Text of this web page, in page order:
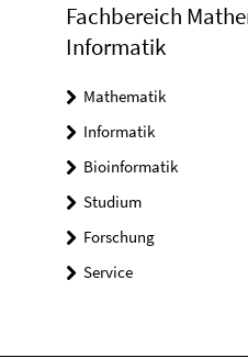
Fachbereich
Informatik
Mathematik
Informatik
Bioinformatik
Studium
Forschung
Service